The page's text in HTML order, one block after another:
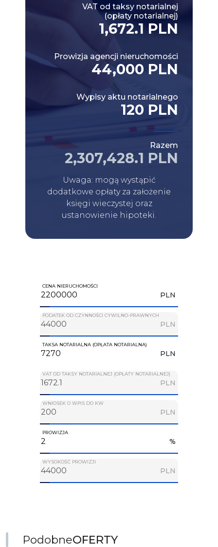
VAT od taksy notarialnej
(opłaty notarialnej)
1,672.1 PLN
Prowizja agencji nieruchomości
44,000 PLN
Wypisy aktu notarialnego
120 PLN
Razem
2,307,428.1 PLN
Uwaga: mogą wystąpić
dodatkowe opłaty za założenie
księgi wieczystej oraz
ustanowienie hipoteki.
CENA NIERUCHOMOŚCI
PLN
PODATEK OD CZYNNOŚCI CYWILNO-PRAWNYCH
PLN
TAKSA NOTARIALNA (OPŁATA NOTARIALNA)
PLN
VAT OD TAKSY NOTARIALNEJ (OPŁATY NOTARIALNEJ)
PLN
WNIOSEK O WPIS DO KW
PLN
PROWIZJA
%
WYSOKOŚĆ PROWIZJI
PLN
PodobneOFERTY